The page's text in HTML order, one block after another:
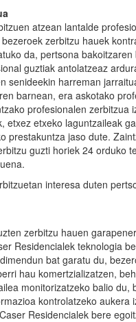
atzean lantalde
zerbitzu hauek
da, pertsona
guztiak antolatzeaz
senideekin harreman
barnean, era askotako
profesionalen
etxez etxeko laguntzaileak
prestakuntza jaso dute.
guzti horiek 24 orduko
interesa duten
zerbitzu hauen
Residencialek teknologia
bat garatu du,
hau komertzializatzen,
monitorizatzeko balio
kontrolatzeko
Residencialek bere